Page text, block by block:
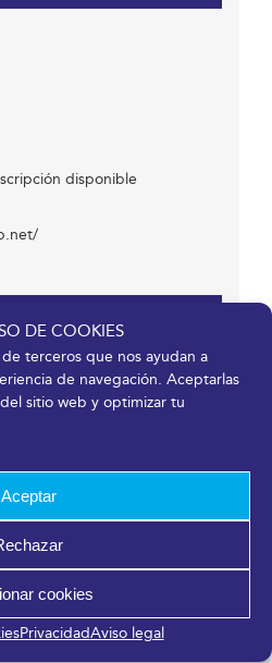
DE COOKIES
terceros que nos ayudan a
de navegación. Aceptarlas
sitio web y optimizar tu
Aceptar
cookies
PrivacidadAviso legal
disponible
y Congresos de Málaga.
201
WhatsAppTelegram
electrónico